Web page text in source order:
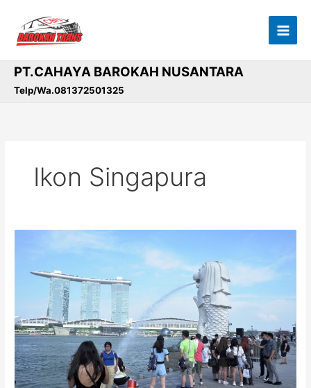
konten
PT.CAHAYA BAROKAH NUSANTARA
Telp/Wa.081372501325
Ikon Singapura
Singapura,
Ditutup
Sementara
Mulai
4
Desember